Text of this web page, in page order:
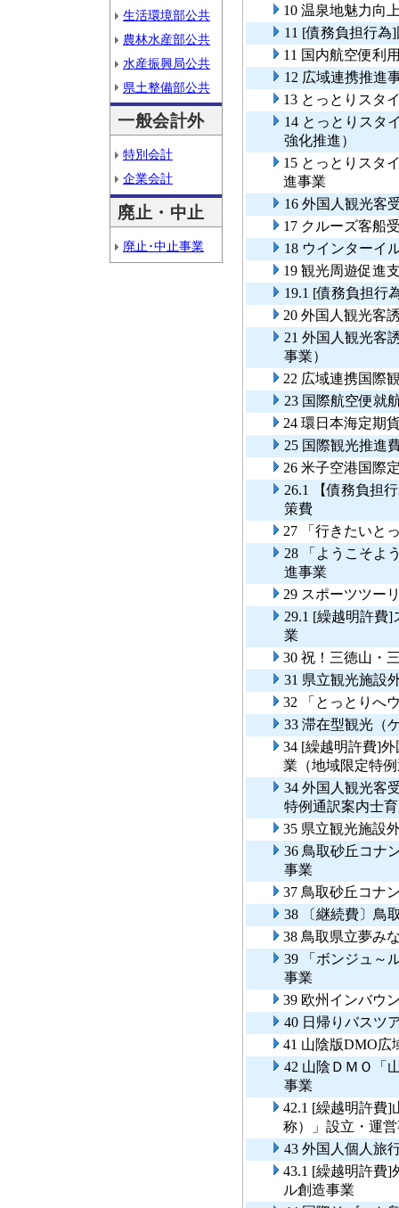
生活環境部公共
農林水産部公共
水産振興局公共
県土整備部公共
一般会計外
特別会計
企業会計
廃止・中止
廃止･中止事業
10 温泉地魅力向
11 [債務負担行為
11 国内航空便利
12 広域連携推進
13 とっとりスタ
14 とっとりスタ
強化推進）
15 とっとりスタ
進事業
16 外国人観光客
17 クルーズ客船
18 ウインターイ
19 観光周遊促進
19.1 [債務負担行
20 外国人観光客
21 外国人観光客
事業）
22 広域連携国際
23 国際航空便就
24 環日本海定期
25 国際観光推進
26 米子空港国際
26.1 【債務負担
策費
27 「行きたいと
28 「ようこそよ
進事業
29 スポーツツー
29.1 [繰越明許費
業
30 祝！三徳山・
31 県立観光施設
32 「とっとりへ
33 滞在型観光（
34 [繰越明許費]
業（地域限定特
34 外国人観光客
特例通訳案内士
35 県立観光施設
36 鳥取砂丘コナ
事業
37 鳥取砂丘コナ
38 〔継続費〕鳥
38 鳥取県立夢み
39 「ボンジュ～
事業
39 欧州インバウ
40 日帰りバスツ
41 山陰版DMO広
42 山陰ＤＭＯ「
事業
42.1 [繰越明許費]
称）」設立・運
43 外国人個人旅
43.1 [繰越明許費]
ル創造事業